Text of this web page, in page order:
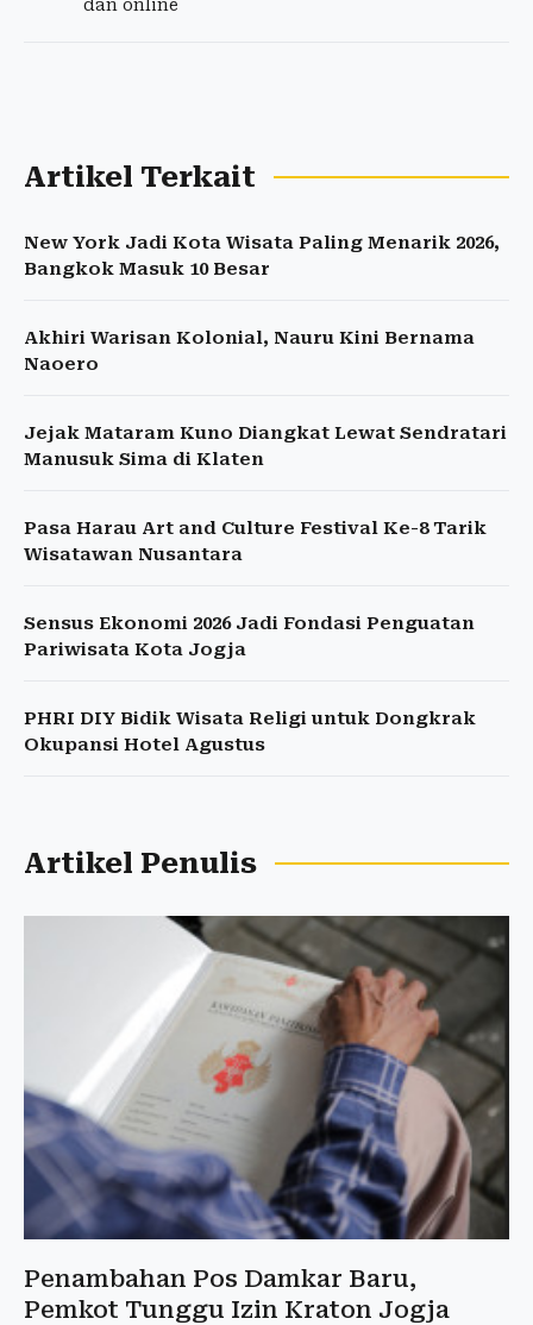
dan online
Artikel Terkait
New York Jadi Kota Wisata Paling Menarik 2026,
Bangkok Masuk 10 Besar
Akhiri Warisan Kolonial, Nauru Kini Bernama
Naoero
Jejak Mataram Kuno Diangkat Lewat Sendratari
Manusuk Sima di Klaten
Pasa Harau Art and Culture Festival Ke-8 Tarik
Wisatawan Nusantara
Sensus Ekonomi 2026 Jadi Fondasi Penguatan
Pariwisata Kota Jogja
PHRI DIY Bidik Wisata Religi untuk Dongkrak
Okupansi Hotel Agustus
Artikel Penulis
Penambahan Pos Damkar Baru,
Pemkot Tunggu Izin Kraton Jogja